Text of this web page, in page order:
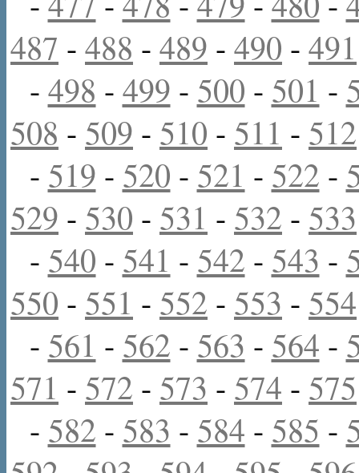
487 - 488 - 489 - 490 - 491
- 498 - 499 - 500 - 501 -
508 - 509 - 510 - 511 - 512
- 519 - 520 - 521 - 522 -
529 - 530 - 531 - 532 - 533
- 540 - 541 - 542 - 543 -
550 - 551 - 552 - 553 - 554
- 561 - 562 - 563 - 564 -
571 - 572 - 573 - 574 - 575
- 582 - 583 - 584 - 585 -